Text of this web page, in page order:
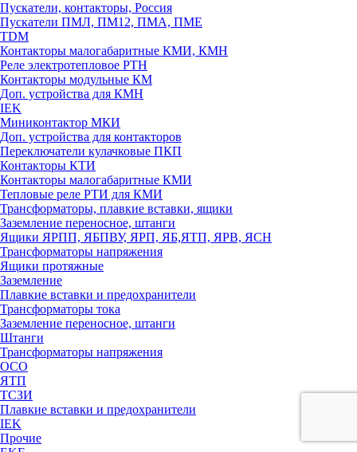
Пускатели, контакторы, Россия
Пускатели ПМЛ, ПМ12, ПМА, ПМЕ
TDM
Контакторы малогабаритные КМИ, КМН
Реле электротепловое РТН
Контакторы модульные КМ
Доп. устройства для КМН
IEK
Миниконтактор МКИ
Доп. устройства для контакторов
Переключатели кулачковые ПКП
Контакторы КТИ
Контакторы малогабаритные КМИ
Тепловые реле РTИ для КМИ
Трансформаторы, плавкие вставки, ящики
Заземление переносное, штанги
Ящики ЯРПП, ЯБПВУ, ЯРП, ЯБ,ЯТП, ЯРВ, ЯСН
Трансформаторы напряжения
Ящики протяжные
Заземление
Плавкие вставки и предохранители
Трансформаторы тока
Заземление переносное, штанги
Штанги
Трансформаторы напряжения
ОСО
ЯТП
ТСЗИ
Плавкие вставки и предохранители
IEK
Прочие